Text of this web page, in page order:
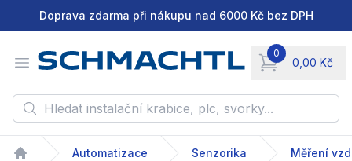
Doprava zdarma při nákupu nad 6000 Kč bez DPH
Open menu
0
0,00 Kč
items in cart,
Hledat instalační krabice, plc, svorky...
Automatizace Senzorika Měření